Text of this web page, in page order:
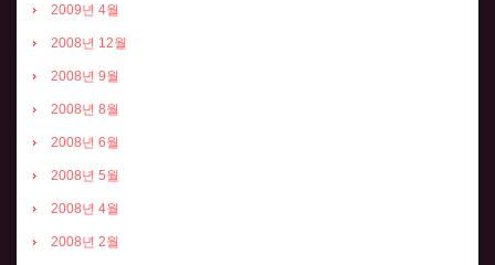
2009년 4월
2008년 12월
2008년 9월
2008년 8월
2008년 6월
2008년 5월
2008년 4월
2008년 2월